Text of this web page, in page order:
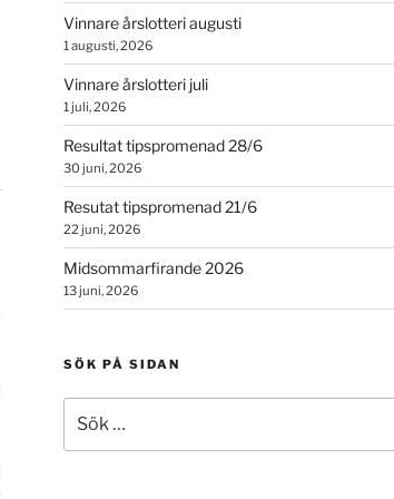
Vinnare årslotteri augusti
1 augusti, 2026
Vinnare årslotteri juli
1 juli, 2026
Resultat tipspromenad 28/6
30 juni, 2026
Resutat tipspromenad 21/6
22 juni, 2026
Midsommarfirande 2026
13 juni, 2026
SÖK PÅ SIDAN
efter: